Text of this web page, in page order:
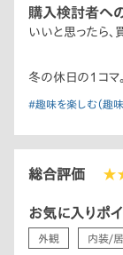
購入検討者へ
いいと思ったら、
冬の休日の1コマ
#趣味を楽しむ（趣味
総合評価
お気に入りポイ
外観 内装/